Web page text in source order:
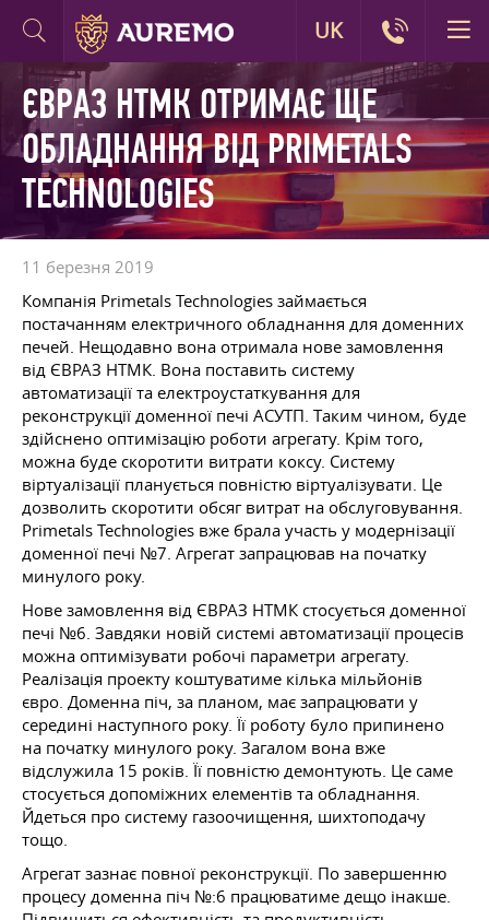
ЄВРАЗ НТМК ОТРИМАЄ ЩЕ
ОБЛАДНАННЯ ВІД PRIMETALS
TECHNOLOGIES
11 березня 2019
Компанія Primetals Technologies займається
постачанням електричного обладнання для доменних
печей. Нещодавно вона отримала нове замовлення
від ЄВРАЗ НТМК. Вона поставить систему
автоматизації та електроустаткування для
реконструкції доменної печі АСУТП. Таким чином, буде
здійснено оптимізацію роботи агрегату. Крім того,
можна буде скоротити витрати коксу. Систему
віртуалізації планується повністю віртуалізувати. Це
дозволить скоротити обсяг витрат на обслуговування.
Primetals Technologies вже брала участь у модернізації
доменної печі №7. Агрегат запрацював на початку
минулого року.
Нове замовлення від ЄВРАЗ НТМК стосується доменної
печі №6. Завдяки новій системі автоматизації процесів
можна оптимізувати робочі параметри агрегату.
Реалізація проекту коштуватиме кілька мільйонів
євро. Доменна піч, за планом, має запрацювати у
середині наступного року. Її роботу було припинено
на початку минулого року. Загалом вона вже
відслужила 15 років. Її повністю демонтують. Це саме
стосується допоміжних елементів та обладнання.
Йдеться про систему газоочищення, шихтоподачу
тощо.
Агрегат зазнає повної реконструкції. По завершенню
процесу доменна піч №:6 працюватиме дещо інакше.
UK